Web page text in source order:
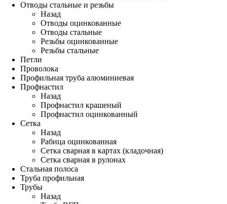
Отводы стальные и резьбы
Назад
Отводы оцинкованные
Отводы стальные
Резьбы оцинкованные
Резьбы стальные
Петли
Проволока
Профильная труба алюминиевая
Профнастил
Назад
Профнастил крашеный
Профнастил оцинкованный
Сетка
Назад
Рабица оцинкованная
Сетка сварная в картах (кладочная)
Сетка сварная в рулонах
Стальная полоса
Труба профильная
Трубы
Назад